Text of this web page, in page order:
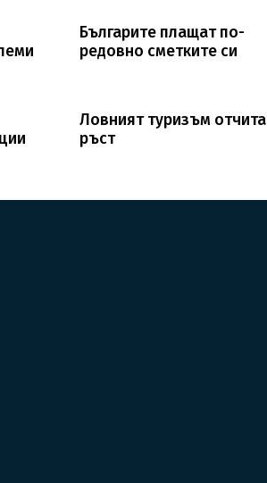
Българите плащат по-
редовно сметките си
Ловният туризъм отчита
ръст